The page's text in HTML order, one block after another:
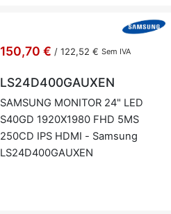
150,70 € / 122,52 € Sem IVA
LS24D400GAUXEN
SAM­SUNG MO­NITOR 24" LED
S40GD 1920X1980 FHD 5MS
250CD IPS HDMI - Sam­sung
LS24D400­GAUXEN